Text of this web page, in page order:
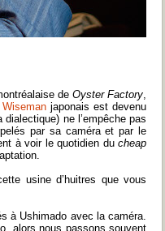
de Oyster Factory,
japonais est devenu
ne l’empêche pas
par sa caméra et par le
à voir le quotidien du cheap
usine d’huitres que vous
à Ushimado avec la caméra.
alors nous passons souvent